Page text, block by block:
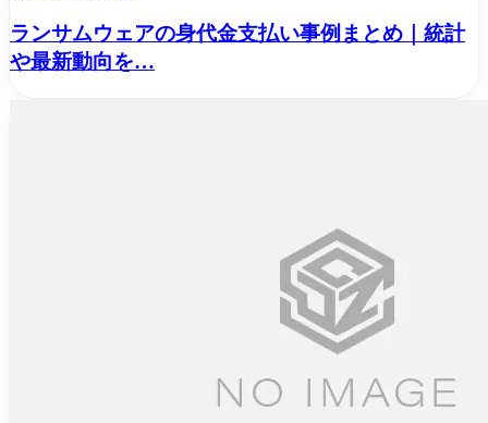
ランサムウェアの身代金支払い事例まとめ｜統計
や最新動向を…